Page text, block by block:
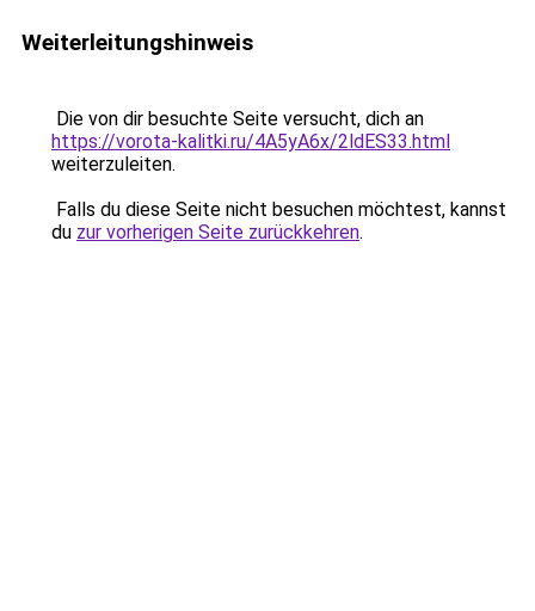
Weiterleitungshinweis
Die von dir besuchte Seite versucht, dich an
https://vorota-kalitki.ru/4A5yA6x/2ldES33.html
weiterzuleiten.
Falls du diese Seite nicht besuchen möchtest, kannst
du zur vorherigen Seite zurückkehren.